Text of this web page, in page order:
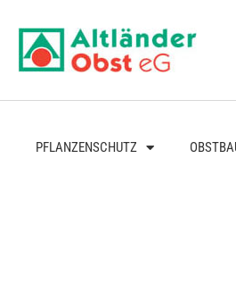
PFLANZENSCHUTZ